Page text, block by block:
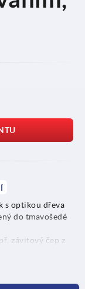
s optikou dřeva
do tmavošedé
závitový čep z